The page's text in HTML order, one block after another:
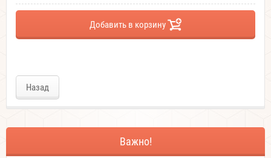
Добавить в корзину
Назад
Важно!